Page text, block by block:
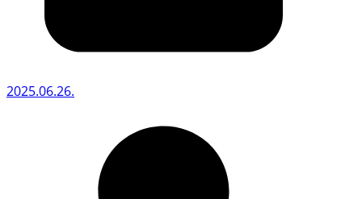
2025.06.26.